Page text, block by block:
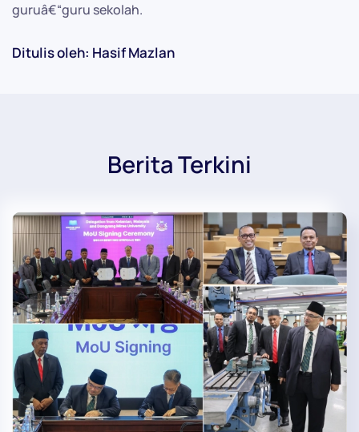
guruâ€“guru sekolah.
Ditulis oleh: Hasif Mazlan
Berita Terkini